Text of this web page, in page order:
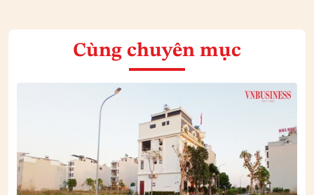
Cùng chuyên mục